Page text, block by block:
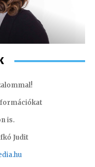
is.
Judit